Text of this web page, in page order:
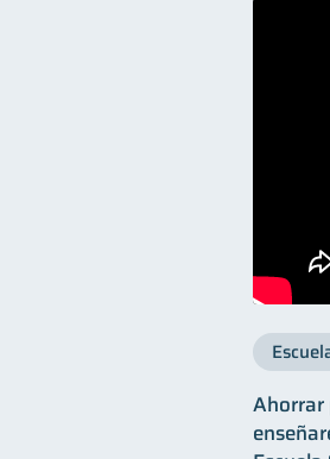
Ahorrar